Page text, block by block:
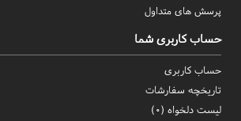
پرسش های متداول
حساب کاربری شما
حساب کاربری
تاریخچه سفارشات
لیست دلخواه (0
)